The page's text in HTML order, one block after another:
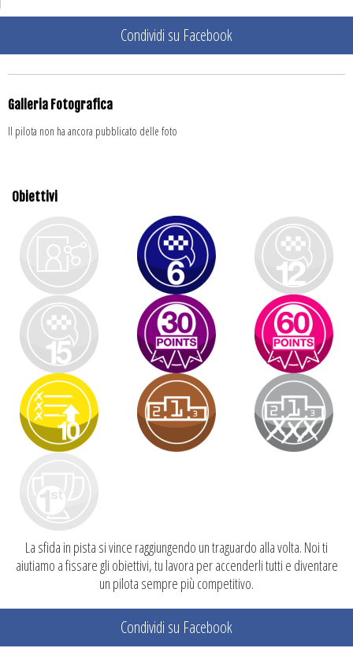
Condividi su Facebook
Galleria Fotografica
Il pilota non ha ancora pubblicato delle foto
Obiettivi
La sfida in pista si vince raggiungendo un traguardo alla volta. Noi ti
aiutiamo a fissare gli obiettivi, tu lavora per accenderli tutti e diventare
un pilota sempre più competitivo.
Condividi su Facebook